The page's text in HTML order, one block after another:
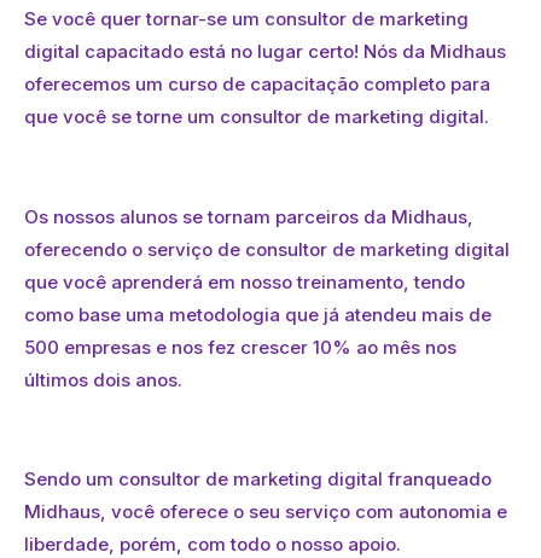
Se você quer tornar-se um consultor de marketing
digital capacitado está no lugar certo! Nós da Midhaus
oferecemos um curso de capacitação completo para
que você se torne um consultor de marketing digital.
Os nossos alunos se tornam parceiros da Midhaus,
oferecendo o serviço de consultor de marketing digital
que você aprenderá em nosso treinamento, tendo
como base uma metodologia que já atendeu mais de
500 empresas e nos fez crescer 10% ao mês nos
últimos dois anos.
Sendo um consultor de marketing digital franqueado
Midhaus, você oferece o seu serviço com autonomia e
liberdade, porém, com todo o nosso apoio.